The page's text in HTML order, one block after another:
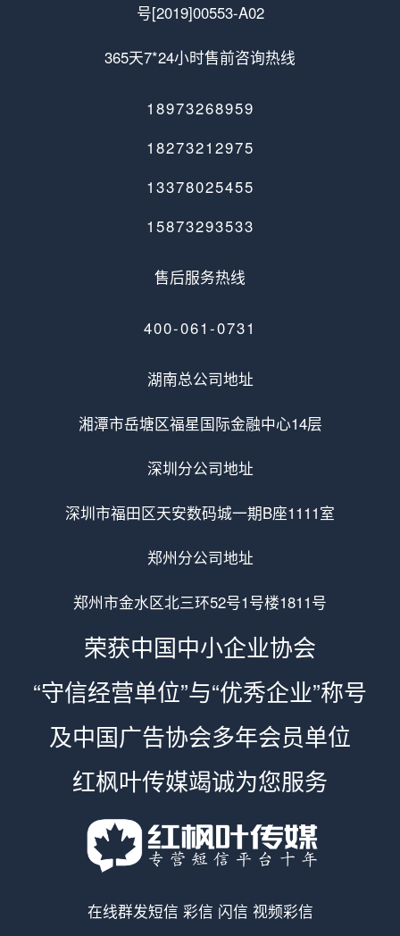
号[2019]00553-A02
365天7*24小时售前咨询热线
18973268959
18273212975
13378025455
15873293533
售后服务热线
400-061-0731
湖南总公司地址
湘潭市岳塘区福星国际金融中心14层
深圳分公司地址
深圳市福田区天安数码城一期B座1111室
郑州分公司地址
郑州市金水区北三环52号1号楼1811号
荣获中国中小企业协会
“守信经营单位”与“优秀企业”称号
及中国广告协会多年会员单位
红枫叶传媒竭诚为您服务
在线群发短信 彩信 闪信 视频彩信